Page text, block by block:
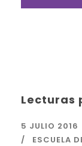
Lecturas
5 JULIO 2016
ESCUELA